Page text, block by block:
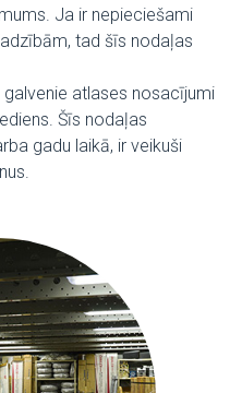
Ja ir nepieciešami
tad šīs nodaļas
atlases nosacījumi
Šīs nodaļas
gadu laikā, ir veikuši